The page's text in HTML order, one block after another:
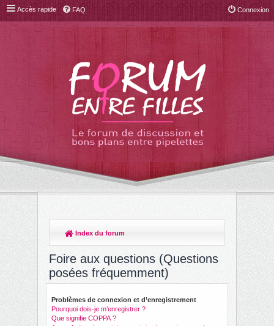
Accès rapide FAQ Connexion
Index du forum
ec
her
Foire aux questions (Questions
posées fréquemment)
Problèmes de connexion et d’enregistrement
Pourquoi dois-je m’enregistrer ?
Que signifie COPPA ?